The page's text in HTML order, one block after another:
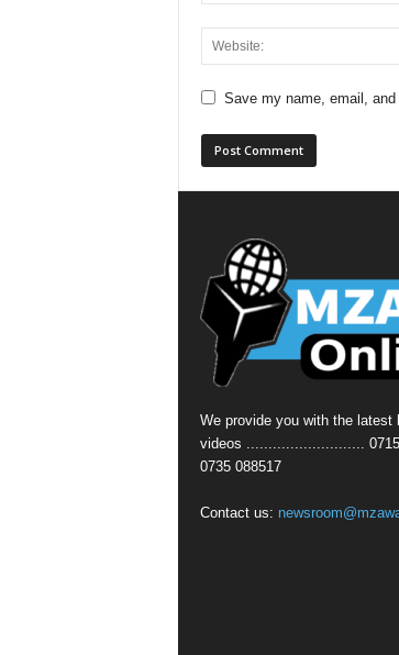
Save my name, email,
We provide you with the latest
videos ...........................
0735 088517
Contact us: